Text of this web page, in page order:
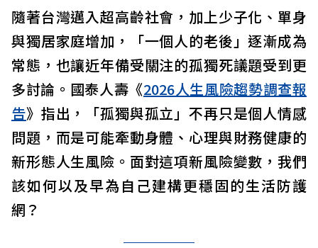
隨著台灣邁入超高齡社會，加上少子化、單身
與獨居家庭增加，「一個人的老後」逐漸成為
常態，也讓近年備受關注的孤獨死議題受到更
多討論。國泰人壽《2026人生風險趨勢調查報
告》指出，「孤獨與孤立」不再只是個人情感
問題，而是可能牽動身體、心理與財務健康的
新形態人生風險。面對這項新風險變數，我們
該如何以及早為自己建構更穩固的生活防護
網？